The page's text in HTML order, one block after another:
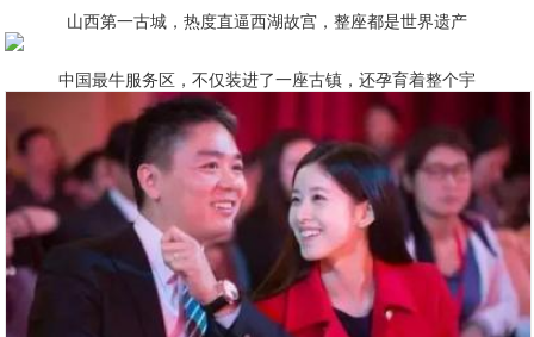
山西第一古城，热度直逼西湖故宫，整座都是世界遗产
中国最牛服务区，不仅装进了一座古镇，还孕育着整个宇